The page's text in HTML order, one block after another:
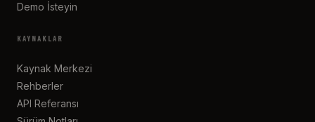
Demo İsteyin
KAYNAKLAR
Kaynak Merkezi
Rehberler
API Referansı